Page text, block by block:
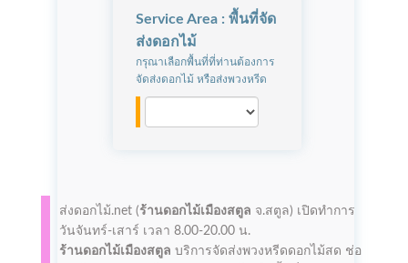
Service Area : พื้นที่จัด
ส่งดอกไม้
กรุณาเลือกพื้นที่ที่ท่านต้องการ
จัดส่งดอกไม้ หรือส่งพวงหรีด
ส่งดอกไม้.net (ร้านดอกไม้เมืองสตูล จ.สตูล) เปิดทำการ
วันจันทร์-เสาร์ เวลา 8.00-20.00 น.
ร้านดอกไม้เมืองสตูล บริการจัดส่งพวงหรีดดอกไม้สด ช่อ